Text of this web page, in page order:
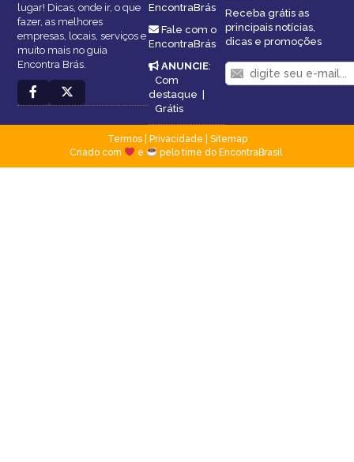
lugar! Dicas, onde ir, o que
fazer, as melhores
empresas, locais, serviços e
muito mais no guia
Encontra Brás.
EncontraBrás
Fale com o
EncontraBrás
ANUNCIE:
Com
destaque |
Grátis
Receba grátis as
principais notícias,
dicas e promoções
Termos| Privacidade
Sitemap
Criado com
e pelo time do EncontraBrasil